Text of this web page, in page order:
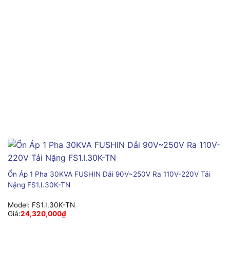
Ổn Áp 1 Pha 30KVA FUSHIN Dải 90V~250V Ra 110V-220V Tải
Nặng FS1.I.30K-TN
Model: FS1.I.30K-TN
Giá:24,320,000₫